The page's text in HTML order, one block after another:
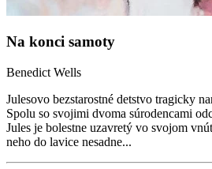
Na konci samoty
Benedict Wells
Julesovo bezstarostné detstvo tragicky
Spolu so svojimi dvoma súrodencami
Jules je bolestne uzavretý vo svojom
neho do lavice nesadne...